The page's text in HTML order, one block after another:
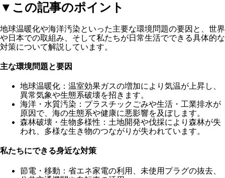
▼この記事のポイント
地球温暖化や海洋汚染といった主要な環境問題の要因と、世界
や日本での取組み、そして私たちが日常生活でできる具体的な
対策について解説しています。
主な環境問題と要因
地球温暖化 ：温室効果ガスの増加により気温が上昇し、
異常気象や生態系破壊を招きます。
海洋・水質汚染 ：プラスチックごみや生活・工業排水が
原因で、海の生態系や健康に悪影響を及ぼします。
森林破壊・生物多様性 ：土地開発や伐採により森林が失
われ、多様な生き物のつながりが失われています。
私たちにできる身近な対策
節電・移動 ：省エネ家電の利用、未使用プラグの抜去、